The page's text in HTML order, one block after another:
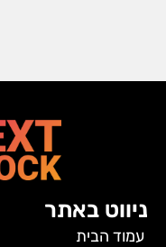
ניווט באתר
עמוד הבית